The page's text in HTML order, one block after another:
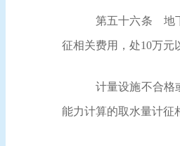
第五十六条 地
征相关费用，处10万元
计量设施不合格
能力计算的取水量计征